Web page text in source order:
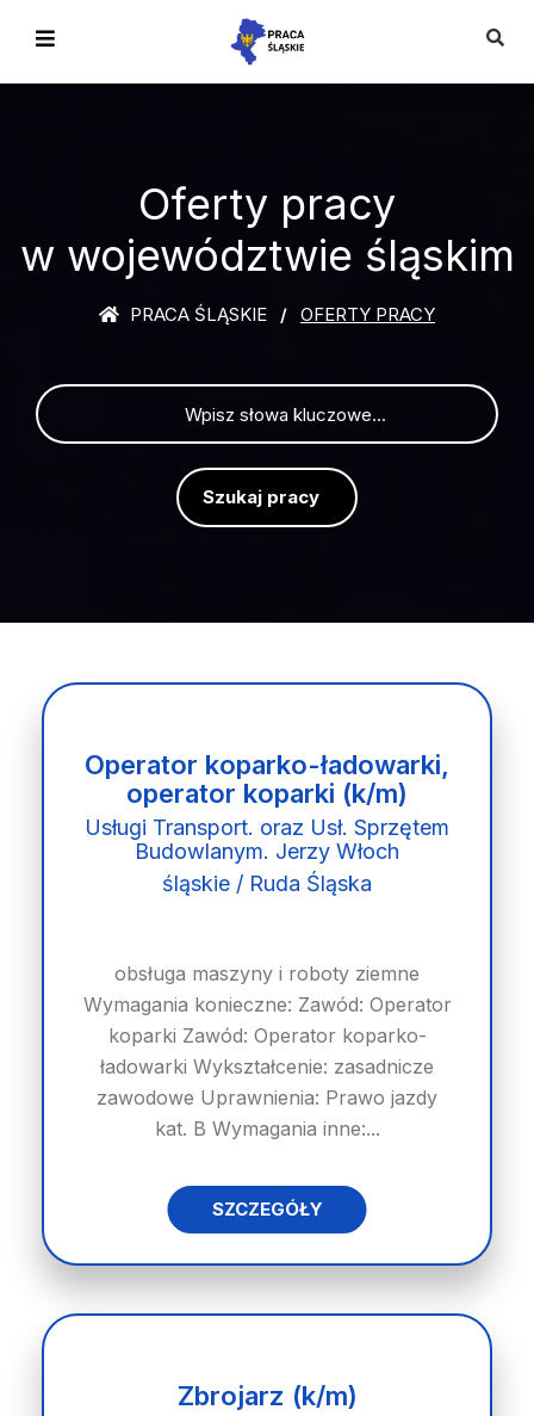
Oferty pracy
w województwie śląskim
PRACA ŚLĄSKIE OFERTY PRACY
Operator koparko-ładowarki,
operator koparki (k/m)
Usługi Transport. oraz Usł. Sprzętem
Budowlanym. Jerzy Włoch
śląskie / Ruda Śląska
obsługa maszyny i roboty ziemne
Wymagania konieczne: Zawód: Operator
koparki Zawód: Operator koparko-
ładowarki Wykształcenie: zasadnicze
zawodowe Uprawnienia: Prawo jazdy
kat. B Wymagania inne:...
SZCZEGÓŁY
Zbrojarz (k/m)